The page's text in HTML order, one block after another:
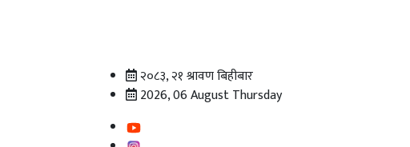
२०८३, २१ श्रावण बिहीबार
2026, 06 August Thursday